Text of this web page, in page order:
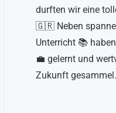
durften wir eine
🇬🇷 Neben
Unterricht 📚
💼 gelernt und
Zukunft